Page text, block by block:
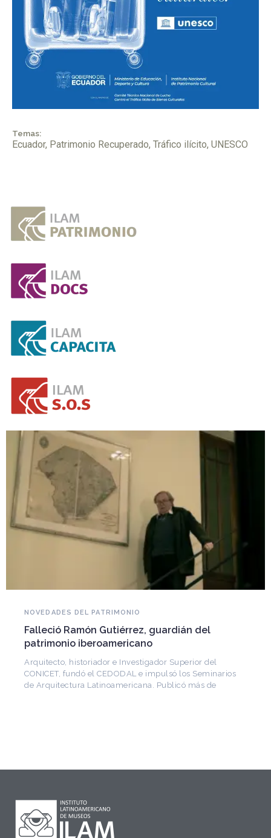
Temas:
Ecuador, Patrimonio Recuperado, Tráfico ilícito, UNESCO
NOVEDADES DEL PATRIMONIO
Falleció Ramón Gutiérrez, guardián del
patrimonio iberoamericano
Arquitecto, historiador e Investigador Superior del
CONICET, fundó el CEDODAL e impulsó los Seminarios
de Arquitectura Latinoamericana. Publicó más de